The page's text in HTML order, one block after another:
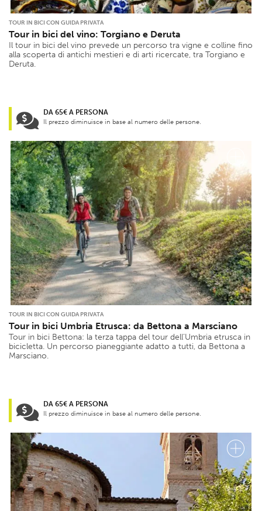
TOUR IN BICI CON GUIDA PRIVATA
Tour in bici del vino: Torgiano e Deruta
Il tour in bici del vino prevede un percorso tra vigne e colline fino
alla scoperta di antichi mestieri e di arti ricercate, tra Torgiano e
Deruta.
DA 65€ A PERSONA
Il prezzo diminuisce in base al numero delle persone.
TOUR IN BICI CON GUIDA PRIVATA
Tour in bici Umbria Etrusca: da Bettona a Marsciano
Tour in bici Bettona: la terza tappa del tour dell’Umbria etrusca in
bicicletta. Un percorso pianeggiante adatto a tutti, da Bettona a
Marsciano.
DA 65€ A PERSONA
Il prezzo diminuisce in base al numero delle persone.